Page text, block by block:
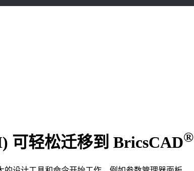
可轻松迁移到 BricsCAD®